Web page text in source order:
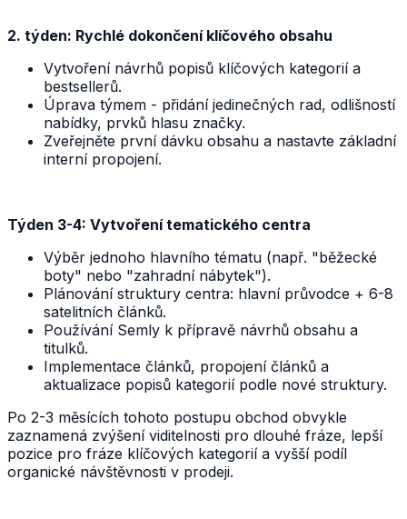
2. týden: Rychlé dokončení klíčového obsahu
Vytvoření návrhů popisů klíčových kategorií a
bestsellerů.
Úprava týmem - přidání jedinečných rad, odlišností
nabídky, prvků hlasu značky.
Zveřejněte první dávku obsahu a nastavte základní
interní propojení.
Týden 3-4: Vytvoření tematického centra
Výběr jednoho hlavního tématu (např. "běžecké
boty" nebo "zahradní nábytek").
Plánování struktury centra: hlavní průvodce + 6-8
satelitních článků.
Používání Semly k přípravě návrhů obsahu a
titulků.
Implementace článků, propojení článků a
aktualizace popisů kategorií podle nové struktury.
Po 2-3 měsících tohoto postupu obchod obvykle
zaznamená zvýšení viditelnosti pro dlouhé fráze, lepší
pozice pro fráze klíčových kategorií a vyšší podíl
organické návštěvnosti v prodeji.